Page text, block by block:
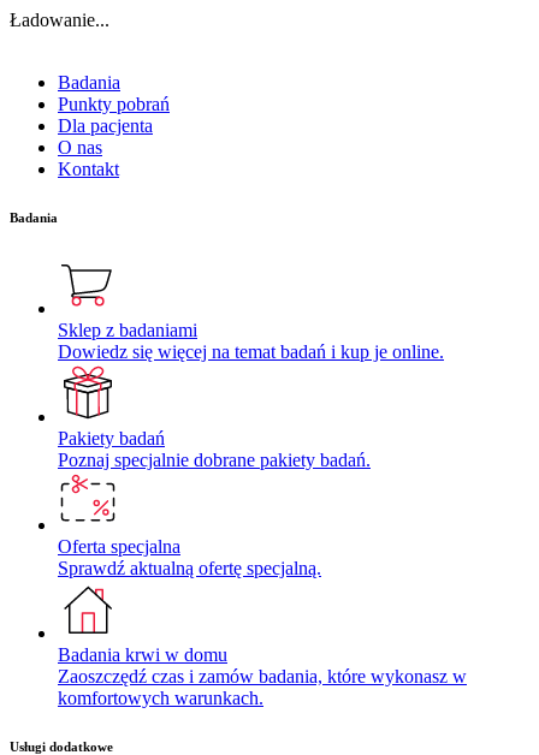
Ładowanie...
Badania
Punkty pobrań
Dla pacjenta
O nas
Kontakt
Badania
Sklep z badaniami
Dowiedz się więcej na temat badań i kup je online.
Pakiety badań
Poznaj specjalnie dobrane pakiety badań.
Oferta specjalna
Sprawdź aktualną ofertę specjalną.
Badania krwi w domu
Zaoszczędź czas i zamów badania, które wykonasz w
komfortowych warunkach.
Usługi dodatkowe